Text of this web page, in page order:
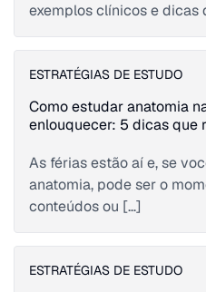
exemplos clínicos e dicas
ESTRATÉGIAS DE ESTUDO
Como estudar anatomia
enlouquecer: 5 dicas que
As férias estão aí e, se
anatomia, pode ser o
conteúdos ou […]
ESTRATÉGIAS DE ESTUDO